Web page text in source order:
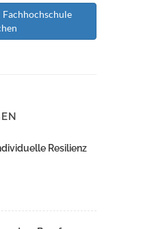
Resilienz